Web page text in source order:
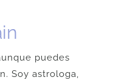
puedes
Soy astrologa,